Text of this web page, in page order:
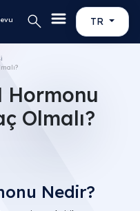
TR
Hormonu
Olmalı?
Nedir?